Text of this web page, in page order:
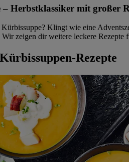
Herbstklassiker mit großer
Klingt wie eine
Wir zeigen dir weitere leckere
Rezepte